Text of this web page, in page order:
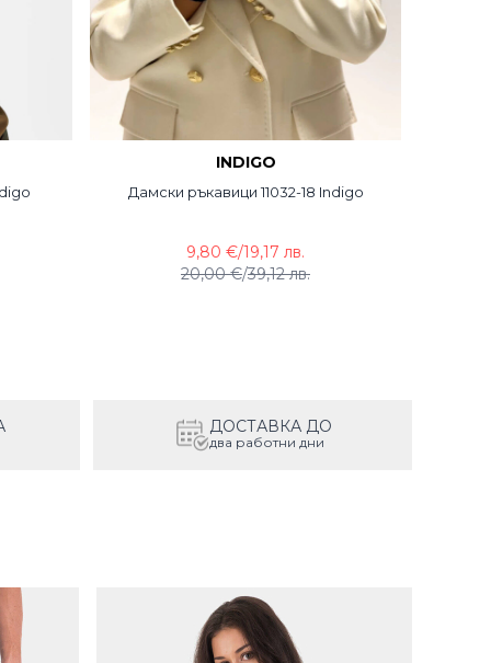
INDIGO
Дамски ръкавици 11032-18 Indigo
20,00 €/39,12 лв.
9,80 €/19,17 лв.
ДОСТАВКА ДО
два работни дни